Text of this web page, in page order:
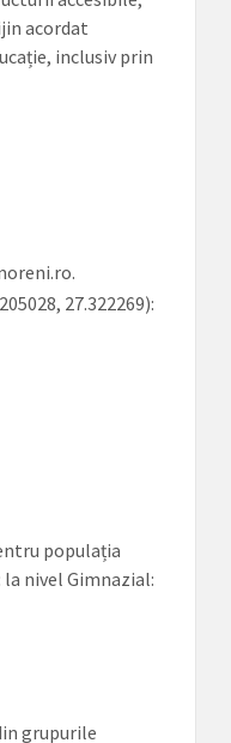
acordat
inclusiv prin
27.322269):
populația
nivel Gimnazial:
grupurile